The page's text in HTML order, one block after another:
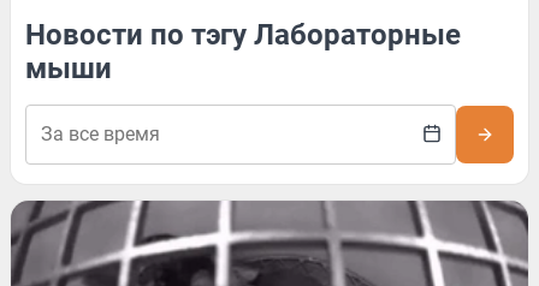
Новости по тэгу Лабораторные
мыши